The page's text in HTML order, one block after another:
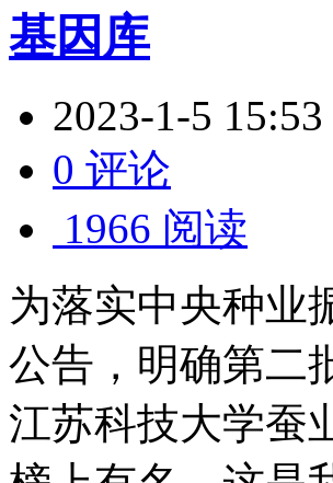
基因库
2023-1-5 15:53
0 评论
1966 阅读
为落实中央种业
公告，明确第二
江苏科技大学蚕